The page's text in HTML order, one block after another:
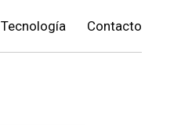
Tecnología Contacto